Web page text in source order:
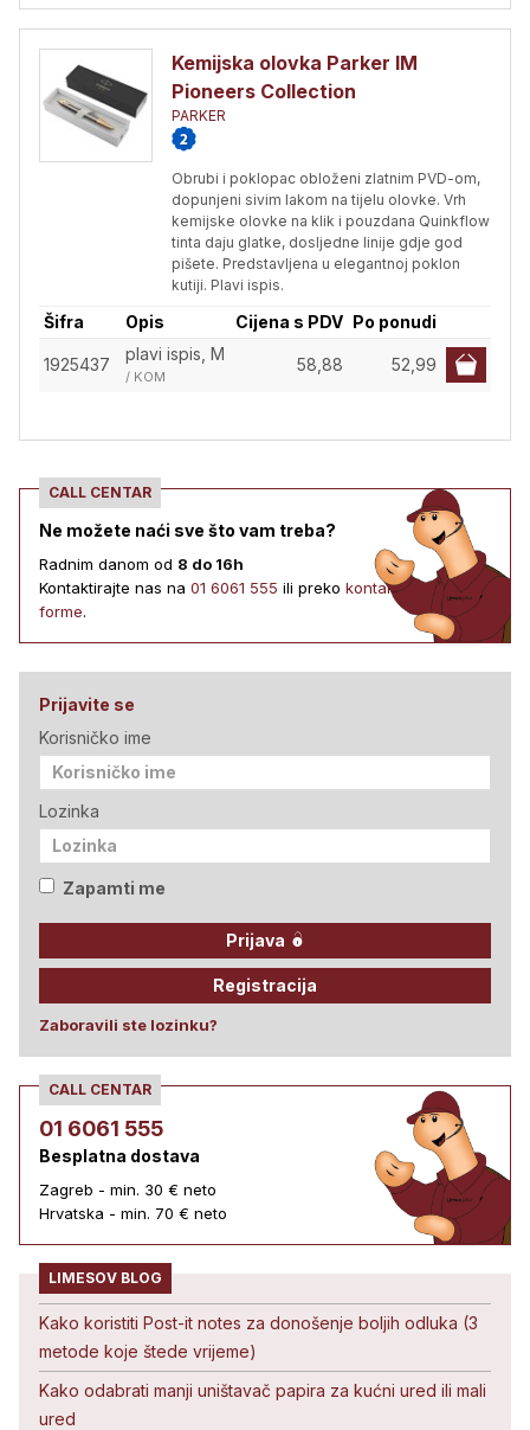
Kemijska olovka Parker IM
Pioneers Collection
PARKER
Obrubi i poklopac obloženi zlatnim PVD-om,
dopunjeni sivim lakom na tijelu olovke. Vrh
kemijske olovke na klik i pouzdana Quinkflow
tinta daju glatke, dosljedne linije gdje god
pišete. Predstavljena u elegantnoj poklon
kutiji. Plavi ispis.
Šifra Opis Cijena s PDV Po ponudi
1925437
plavi ispis, M
/ KOM
58,88 52,99
CALL CENTAR
Ne možete naći sve što vam treba?
Radnim danom od 8 do 16h
Kontaktirajte nas na 01 6061 555 ili preko kontakt
forme.
Prijavite se
Korisničko ime
Lozinka
Zapamti me
Prijava
Registracija
Zaboravili ste lozinku?
CALL CENTAR
01 6061 555
Besplatna dostava
Zagreb - min. 30 € neto
Hrvatska - min. 70 € neto
LIMESOV BLOG
Kako koristiti Post-it notes za donošenje boljih odluka (3
metode koje štede vrijeme)
Kako odabrati manji uništavač papira za kućni ured ili mali
ured